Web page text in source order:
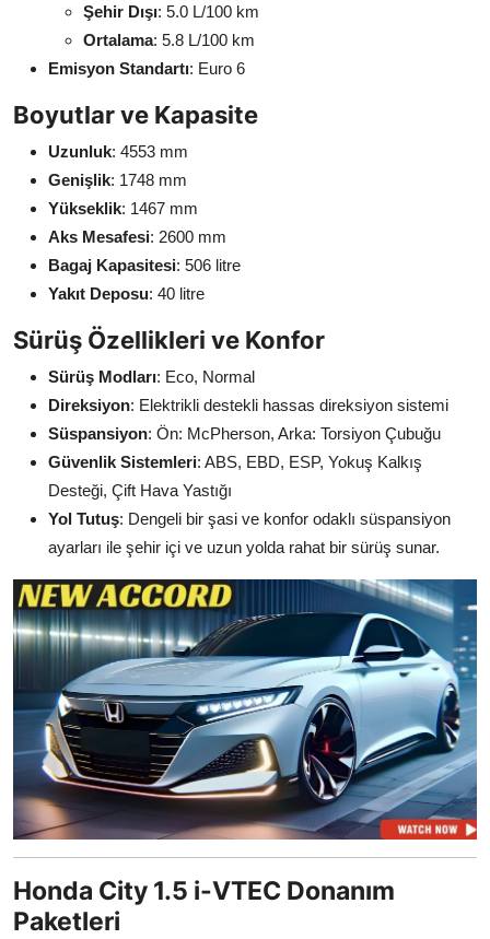
Şehir Dışı: 5.0 L/100 km
Ortalama: 5.8 L/100 km
Emisyon Standartı: Euro 6
Boyutlar ve Kapasite
Uzunluk: 4553 mm
Genişlik: 1748 mm
Yükseklik: 1467 mm
Aks Mesafesi: 2600 mm
Bagaj Kapasitesi: 506 litre
Yakıt Deposu: 40 litre
Sürüş Özellikleri ve Konfor
Sürüş Modları: Eco, Normal
Direksiyon: Elektrikli destekli hassas direksiyon sistemi
Süspansiyon: Ön: McPherson, Arka: Torsiyon Çubuğu
Güvenlik Sistemleri: ABS, EBD, ESP, Yokuş Kalkış
Desteği, Çift Hava Yastığı
Yol Tutuş: Dengeli bir şasi ve konfor odaklı süspansiyon
ayarları ile şehir içi ve uzun yolda rahat bir sürüş sunar.
Honda City 1.5 i-VTEC Donanım
Paketleri